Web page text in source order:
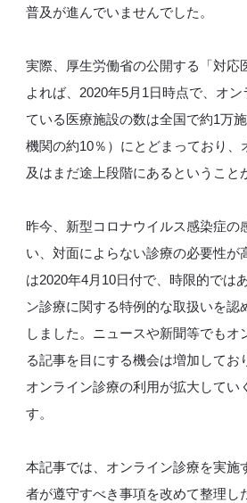
普及が進んでいませんでした。
実際、厚生労働省の公開する「対応
よれば、2020年5月1日時点で、オ
ている医療施設の数は全国で約1万
機関の約10％）にとどまっており、
及はまだ途上段階にあるということ
昨今、新型コロナウイルス感染症の
い、対面によらない診療の必要性が
は2020年4月10日付で、時限的では
ン診療に関する特例的な取扱いを認
しました。ニュースや新聞等でもオ
る記事を目にする機会は増加してお
オンライン診療の利用が拡大してい
す。
本記事では、オンライン診療を実施
者が遵守すべき事項を改めて整理し